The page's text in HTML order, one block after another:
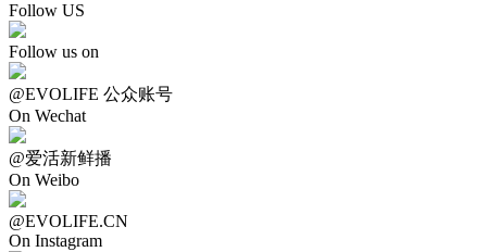
Follow US
Follow us on
@EVOLIFE 公众账号
On Wechat
@爱活新鲜播
On Weibo
@EVOLIFE.CN
On Instagram